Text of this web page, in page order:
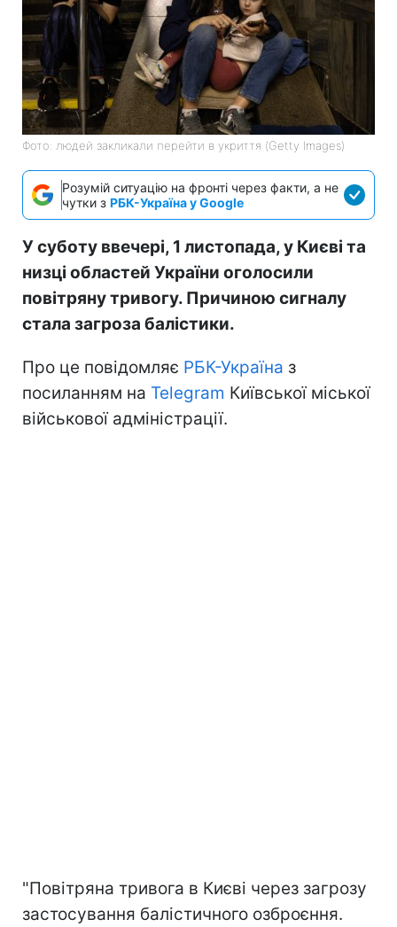
Фото: людей закликали перейти в укриття (Getty Images)
Розумій ситуацію на фронті через факти, а не
чутки з РБК-Україна у Google
У суботу ввечері, 1 листопада, у Києві та
низці областей України оголосили
повітряну тривогу. Причиною сигналу
стала загроза балістики.
Про це повідомляє РБК-Україна з
посиланням на Telegram Київської міської
військової адміністрації.
"Повітряна тривога в Києві через загрозу
застосування балістичного озброєння.